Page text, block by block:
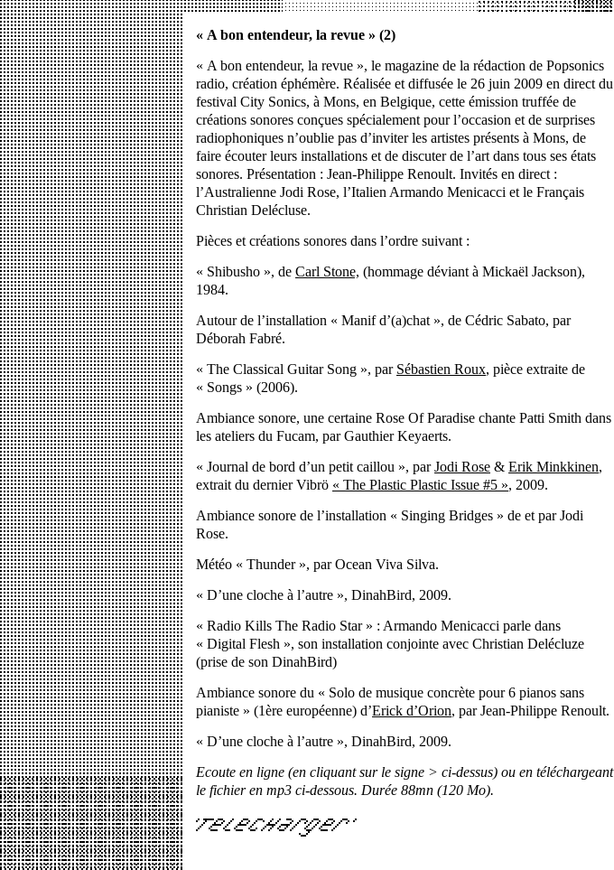
« A bon entendeur, la revue » (2)
« A bon entendeur, la revue », le magazine de la rédaction de Popsonics
radio, création éphémère. Réalisée et diffusée le 26 juin 2009 en direct du
festival City Sonics, à Mons, en Belgique, cette émission truffée de
créations sonores conçues spécialement pour l’occasion et de surprises
radiophoniques n’oublie pas d’inviter les artistes présents à Mons, de
faire écouter leurs installations et de discuter de l’art dans tous ses états
sonores. Présentation : Jean-Philippe Renoult. Invités en direct :
l’Australienne Jodi Rose, l’Italien Armando Menicacci et le Français
Christian Delécluse.
Pièces et créations sonores dans l’ordre suivant :
« Shibusho », de Carl Stone, (hommage déviant à Mickaël Jackson),
1984.
Autour de l’installation « Manif d’(a)chat », de Cédric Sabato, par
Déborah Fabré.
« The Classical Guitar Song », par Sébastien Roux, pièce extraite de
« Songs » (2006).
Ambiance sonore, une certaine Rose Of Paradise chante Patti Smith dans
les ateliers du Fucam, par Gauthier Keyaerts.
« Journal de bord d’un petit caillou », parJodi Rose & Erik Minkkinen,
extrait du dernier Vibrö « The Plastic Plastic Issue #5 », 2009.
Ambiance sonore de l’installation « Singing Bridges » de et par Jodi
Rose.
Météo « Thunder », par Ocean Viva Silva.
« D’une cloche à l’autre », DinahBird, 2009.
« Radio Kills The Radio Star » : Armando Menicacci parle dans
« Digital Flesh », son installation conjointe avec Christian Delécluze
(prise de son DinahBird)
Ambiance sonore du « Solo de musique concrète pour 6 pianos sans
pianiste » (1ère européenne) d’Erick d’Orion, par Jean-Philippe Renoult.
« D’une cloche à l’autre », DinahBird, 2009.
Ecoute en ligne (en cliquant sur le signe > ci-dessus) ou en téléchargeant
le fichier en mp3 ci-dessous. Durée 88mn (120 Mo).